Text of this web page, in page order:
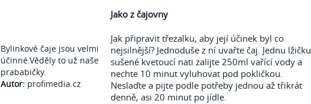
Bylinkové čaje jsou velmi
účinné.Věděly to už naše
prababičky.
Autor: profimedia.cz
Jako z čajovny
Jak připravit třezalku, aby její účinek byl co
nejsilnější? Jednoduše z ní uvařte čaj. Jednu lžičku
sušené kvetoucí nati zalijte 250ml vařící vody a
nechte 10 minut vyluhovat pod pokličkou.
Neslaďte a pijte podle potřeby jednou až třikrát
denně, asi 20 minut po jídle.